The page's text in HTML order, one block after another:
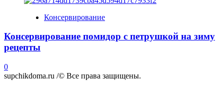
Консервирование
Консервирование помидор с петрушкой на зиму
рецепты
0
supchikdoma.ru /© Все права защищены.